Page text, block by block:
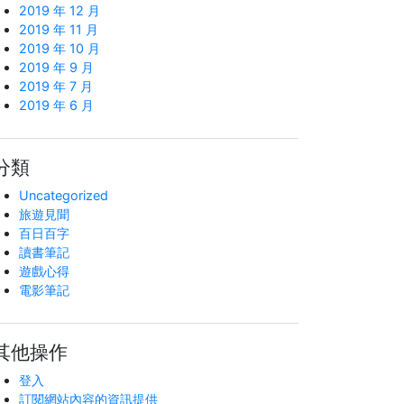
2019 年 12 月
2019 年 11 月
2019 年 10 月
2019 年 9 月
2019 年 7 月
2019 年 6 月
類
Uncategorized
旅遊見聞
百日百字
讀書筆記
遊戲心得
電影筆記
他操作
登入
訂閱網站內容的資訊提供